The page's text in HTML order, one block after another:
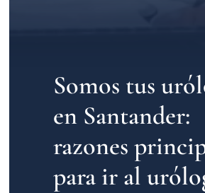
Somos tus
en Santander:
razones
para ir al